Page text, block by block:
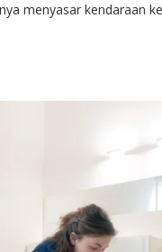
menyasar kendaraan